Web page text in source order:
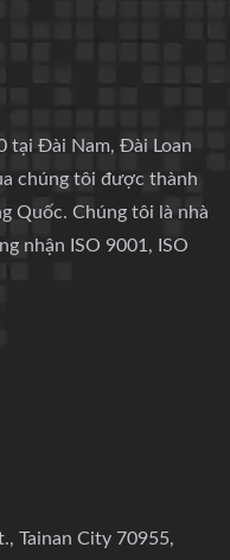
tại Đài Nam, Đài Loan
chúng tôi được thành
Quốc. Chúng tôi là nhà
nhận ISO 9001, ISO
Tainan City 70955,